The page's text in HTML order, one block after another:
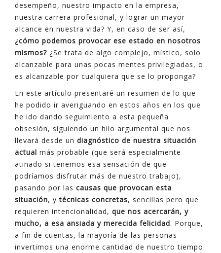
desempeño, nuestro impacto en la empresa,
nuestra carrera profesional, y lograr un mayor
alcance en nuestra vida? Y, en caso de ser así,
¿cómo podemos provocar ese estado en nosotros
mismos? ¿Se trata de algo complejo, místico, solo
alcanzable para unas pocas mentes privilegiadas, o
es alcanzable por cualquiera que se lo proponga?
En este artículo presentaré un resumen de lo que
he podido ir averiguando en estos años en los que
he ido dando seguimiento a esta pequeña
obsesión, siguiendo un hilo argumental que nos
llevará desde un diagnóstico de nuestra situación
actual más probable (que será especialmente
atinado si tenemos esa sensación de que
podríamos disfrutar más de nuestro trabajo),
pasando por las causas que provocan esta
situación, ytécnicas concretas, sencillas pero que
requieren intencionalidad, que nos acercarán, y
mucho, a esa ansiada y merecida felicidad. Porque,
a fin de cuentas, la mayoría de las personas
invertimos una enorme cantidad de nuestro tiempo